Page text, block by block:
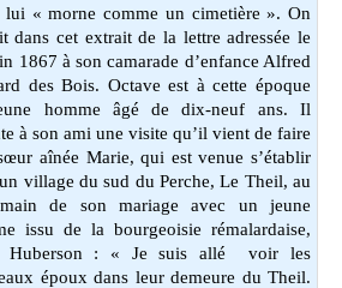
lui « morne comme un cimetière ». On
dans cet extrait de la lettre adressée le
1867 à son camarade d’enfance Alfred
des Bois. Octave est à cette époque
homme âgé de dix-neuf ans. Il
à son ami une visite qu’il vient de faire
aînée Marie, qui est venue s’établir
village du sud du Perche, Le Theil, au
de son mariage avec un jeune
issu de la bourgeoisie rémalardaise,
Huberson : « Je suis allé voir les
époux dans leur demeure du Theil.